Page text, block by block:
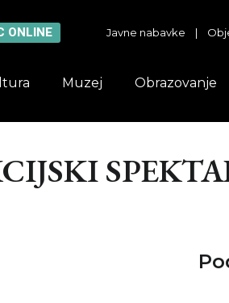
ONLINE Javne nabavke |
Muzej Obrazovanje